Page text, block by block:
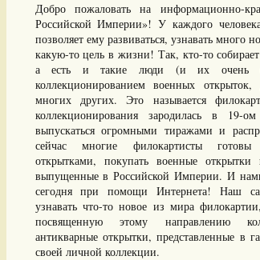
Добро пожаловать на информационно-
Российской Империи»! У каждого
позволяет ему развиваться, узнавать много
какую-то цель в жизни! Так, кто-то
а есть и такие люди (и их очень
коллекционированием военных
многих других. Это называется
коллекционирования зародилась в 19-
выпускаться огромными тиражами и
сейчас многие филокартисты готовы
открытками, покупать военные
выпущенные в Российской Империи. И
сегодня при помощи Интернета! Наш
узнавать что-то новое из мира
посвященную этому направлению
антикварные открытки, представленные в
своей личной коллекции.